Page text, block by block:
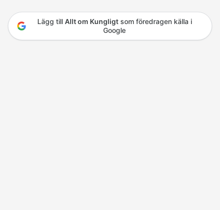
Lägg till Allt om Kungligtsom föredragen källa i
Google